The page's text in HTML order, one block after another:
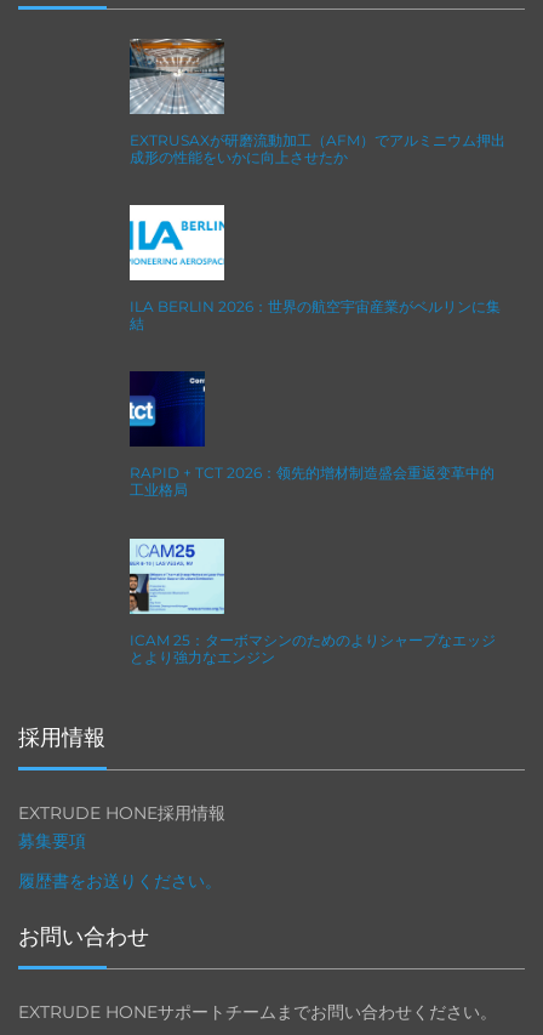
EXTRUSAXが研磨流動加工（AFM）でアルミニウム押出
成形の性能をいかに向上させたか
ILA BERLIN 2026：世界の航空宇宙産業がベルリンに集
結
RAPID + TCT 2026：领先的增材制造盛会重返变革中的
工业格局
ICAM 25：ターボマシンのためのよりシャープなエッジ
とより強力なエンジン
採用情報
EXTRUDE HONE採用情報
募集要項
履歴書をお送りください。
お問い合わせ
EXTRUDE HONEサポートチームまでお問い合わせください。